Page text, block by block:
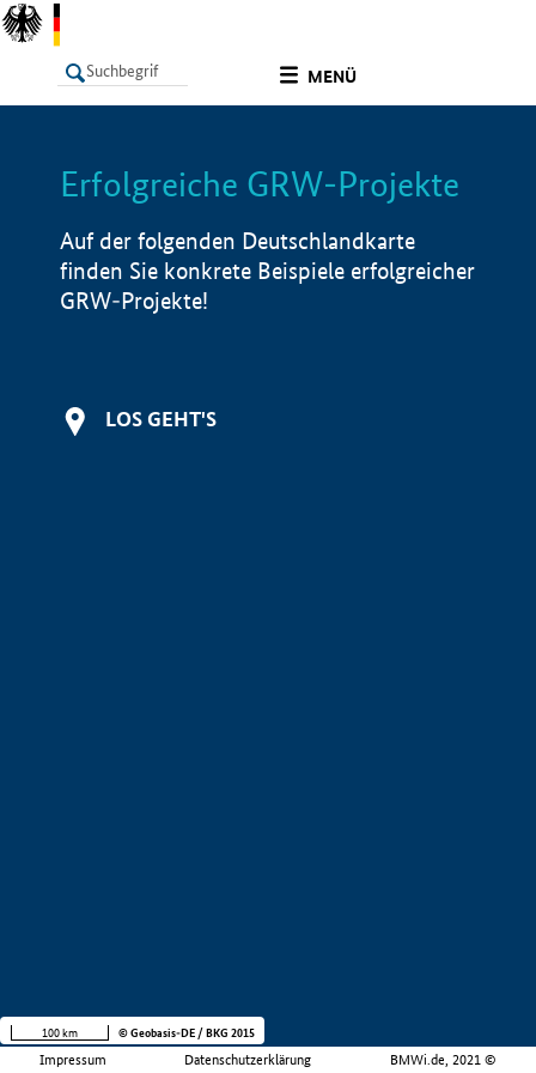
MENÜ
LISTE Info
Erfolgreiche GRW-Projekte
Auf der folgenden Deutschlandkarte
finden Sie konkrete Beispiele erfolgreicher
GRW-Projekte!
LOS GEHT'S
Impressum Datenschutzerklärung BMWi.de, 2021 ©
100 km © Geobasis-DE / BKG 2015